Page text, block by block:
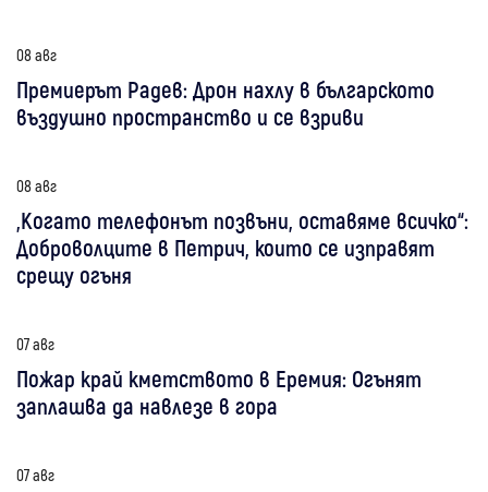
08 авг
Премиерът Радев: Дрон нахлу в българското
въздушно пространство и се взриви
08 авг
„Когато телефонът позвъни, оставяме всичко“:
Доброволците в Петрич, които се изправят
срещу огъня
07 авг
Пожар край кметството в Еремия: Огънят
заплашва да навлезе в гора
07 авг